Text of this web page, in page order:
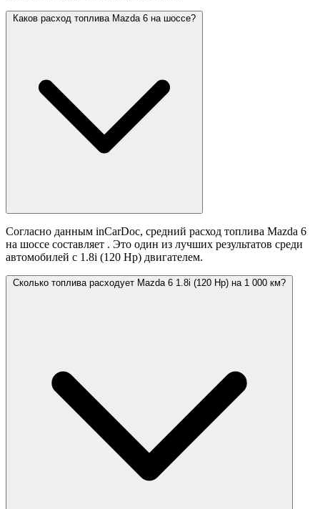
Каков расход топлива Mazda 6 на шоссе?
Согласно данным inCarDoc, средний расход топлива Mazda 6
на шоссе составляет . Это один из лучших результатов среди
автомобилей с 1.8i (120 Hp) двигателем.
Сколько топлива расходует Mazda 6 1.8i (120 Hp) на 1 000 км?